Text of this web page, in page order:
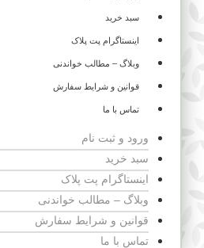
سبد خرید
اینستاگرام پت پلاک
وبلاگ – مطالب خواندنی
قوانین و شرایط سفارش
تماس با ما
ورود و ثبت نام
سبد خرید
اینستاگرام پت پلاک
وبلاگ – مطالب خواندنی
قوانین و شرایط سفارش
تماس با ما